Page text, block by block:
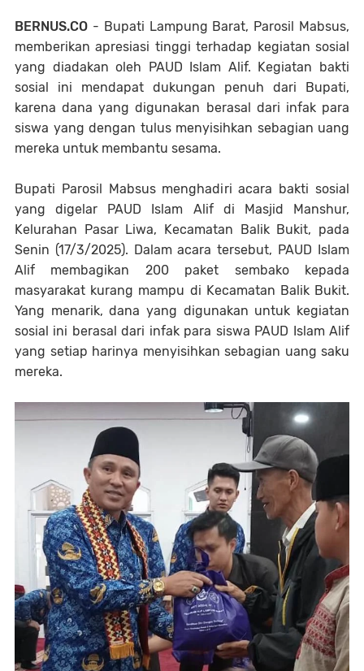
BERNUS.CO - Bupati Lampung Barat, Parosil Mabsus,
memberikan apresiasi tinggi terhadap kegiatan sosial
yang diadakan oleh PAUD Islam Alif. Kegiatan bakti
sosial ini mendapat dukungan penuh dari Bupati,
karena dana yang digunakan berasal dari infak para
siswa yang dengan tulus menyisihkan sebagian uang
mereka untuk membantu sesama.
Bupati Parosil Mabsus menghadiri acara bakti sosial
yang digelar PAUD Islam Alif di Masjid Manshur,
Kelurahan Pasar Liwa, Kecamatan Balik Bukit, pada
Senin (17/3/2025). Dalam acara tersebut, PAUD Islam
Alif membagikan 200 paket sembako kepada
masyarakat kurang mampu di Kecamatan Balik Bukit.
Yang menarik, dana yang digunakan untuk kegiatan
sosial ini berasal dari infak para siswa PAUD Islam Alif
yang setiap harinya menyisihkan sebagian uang saku
mereka.